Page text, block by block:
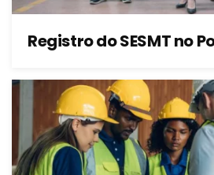
Registro do SESMT no